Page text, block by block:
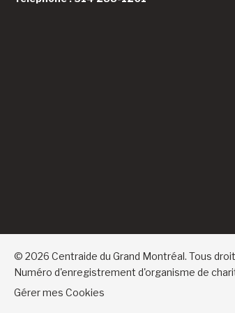
© 2026 Centraide du Grand Montréal. Tous
Numéro d'enregistrement d'organisme de
Gérer mes Cookies